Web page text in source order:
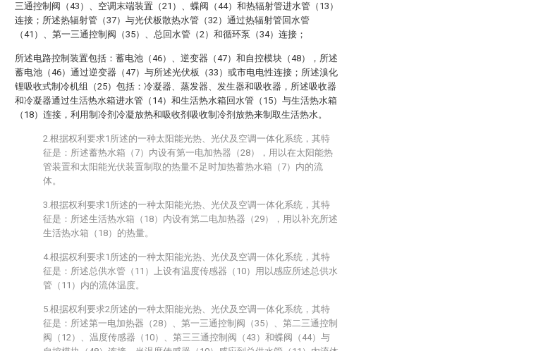
三通控制阀（43）、空调末端装置（21）、蝶阀（44）和热辐射管进水管（13）
连接；所述热辐射管（37）与光伏板散热水管（32）通过热辐射管回水管
（41）、第一三通控制阀（35）、总回水管（2）和循环泵（34）连接；
所述电路控制装置包括：蓄电池（46）、逆变器（47）和自控模块（48），所述
蓄电池（46）通过逆变器（47）与所述光伏板（33）或市电电性连接；所述溴化
锂吸收式制冷机组（25）包括：冷凝器、蒸发器、发生器和吸收器，所述吸收器
和冷凝器通过生活热水箱进水管（14）和生活热水箱回水管（15）与生活热水箱
（18）连接，利用制冷剂冷凝放热和吸收剂吸收制冷剂放热来制取生活热水。
2.根据权利要求1所述的一种太阳能光热、光伏及空调一体化系统，其特
征是：所述蓄热水箱（7）内设有第一电加热器（28），用以在太阳能热
管装置和太阳能光伏装置制取的热量不足时加热蓄热水箱（7）内的流
体。
3.根据权利要求1所述的一种太阳能光热、光伏及空调一体化系统，其特
征是：所述生活热水箱（18）内设有第二电加热器（29），用以补充所述
生活热水箱（18）的热量。
4.根据权利要求1所述的一种太阳能光热、光伏及空调一体化系统，其特
征是：所述总供水管（11）上设有温度传感器（10）用以感应所述总供水
管（11）内的流体温度。
5.根据权利要求2所述的一种太阳能光热、光伏及空调一体化系统，其特
征是：所述第一电加热器（28）、第一三通控制阀（35）、第二三通控制
阀（12）、温度传感器（10）、第三三通控制阀（43）和蝶阀（44）与